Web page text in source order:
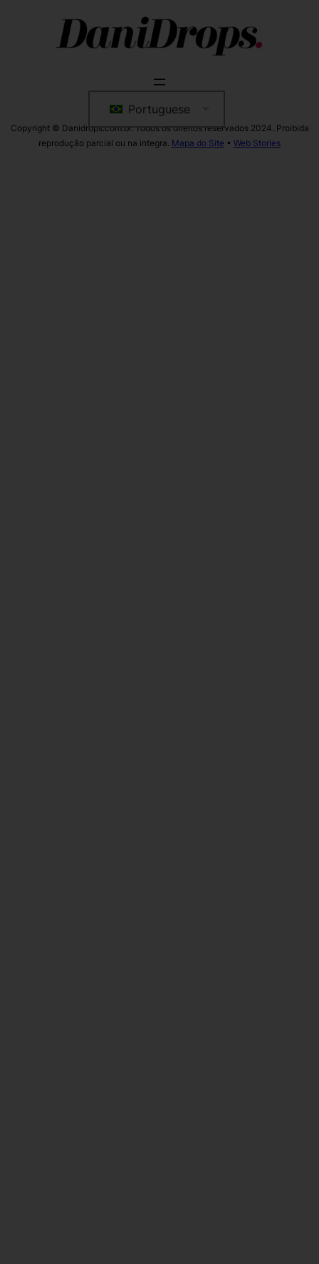
Portuguese
Copyright © Danidrops.com.br. Todos os direitos reservados 2024. Proibida
reprodução parcial ou na integra. Mapa do Site • Web Stories